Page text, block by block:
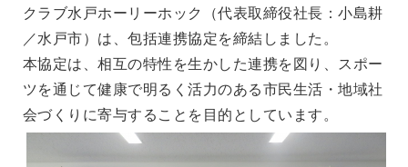
クラブ水戸ホーリーホック（代表取締役社長：小島耕
／水戸市）は、包括連携協定を締結しました。
本協定は、相互の特性を生かした連携を図り、スポー
ツを通じて健康で明るく活力のある市民生活・地域社
会づくりに寄与することを目的としています。